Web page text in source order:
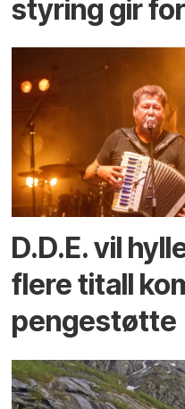
styring gir
D.D.E. vil
flere titall
pengestøtte